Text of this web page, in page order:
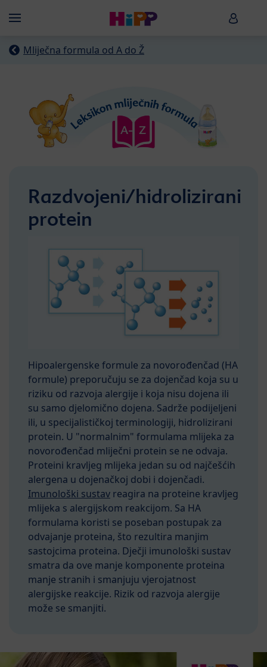
Menü HiPP
Mliječna formula od A do Ž
Razdvojeni/hidrolizirani
protein
Hipoalergenske formule za novorođenčad (HA
formule) preporučuju se za dojenčad koja su u
riziku od razvoja alergije i koja nisu dojena ili
su samo djelomično dojena. Sadrže podijeljeni
ili, u specijalističkoj terminologiji, hidrolizirani
protein. U "normalnim" formulama mlijeka za
novorođenčad mliječni protein se ne odvaja.
Proteini kravljeg mlijeka jedan su od najčešćih
alergena u dojenačkoj dobi i dojenčadi.
Imunološki sustav reagira na proteine kravljeg
mlijeka s alergijskom reakcijom. Sa HA
formulama koristi se poseban postupak za
odvajanje proteina, što rezultira manjim
sastojcima proteina. Dječji imunološki sustav
smatra da ove manje komponente proteina
manje stranih i smanjuju vjerojatnost
alergijske reakcije. Rizik od razvoja alergije
može se smanjiti.